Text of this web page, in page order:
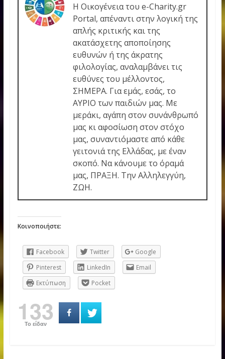
Η Οικογένεια του e-Charity.gr
Portal, απέναντι στην λογική της
απλής κριτικής και της
ακατάσχετης αποποίησης
ευθυνών ή της άκρατης
φιλολογίας, αναλαμβάνει τις
ευθύνες του μέλλοντος,
ΣΗΜΕΡΑ. Για εμάς, εσάς, το
ΑΥΡΙΟ των παιδιών μας. Με
μεράκι, αγάπη στον συνάνθρωπό
μας κι αφοσίωση στον στόχο
μας, συναντιόμαστε από κάθε
γειτονιά της Ελλάδας, με έναν
σκοπό. Να κάνουμε το όραμά
μας, ΠΡΑΞΗ. Την Αλληλεγγύη,
ΖΩΗ.
Κοινοποιήστε:
Facebook Twitter
Google
Pinterest
LinkedIn
Email
Εκτύπωση
Pocket
133
Το είδαν